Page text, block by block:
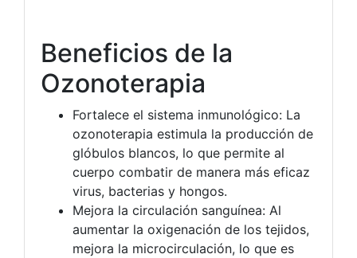
Beneficios de la
Ozonoterapia
Fortalece el sistema inmunológico: La
ozonoterapia estimula la producción de
glóbulos blancos, lo que permite al
cuerpo combatir de manera más eficaz
virus, bacterias y hongos.
Mejora la circulación sanguínea: Al
aumentar la oxigenación de los tejidos,
mejora la microcirculación, lo que es